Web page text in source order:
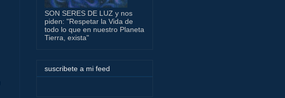
SON SERES DE LUZ y nos
piden: "Respetar la Vida de
todo lo que en nuestro Planeta
Tierra, exista"
suscribete a mi feed